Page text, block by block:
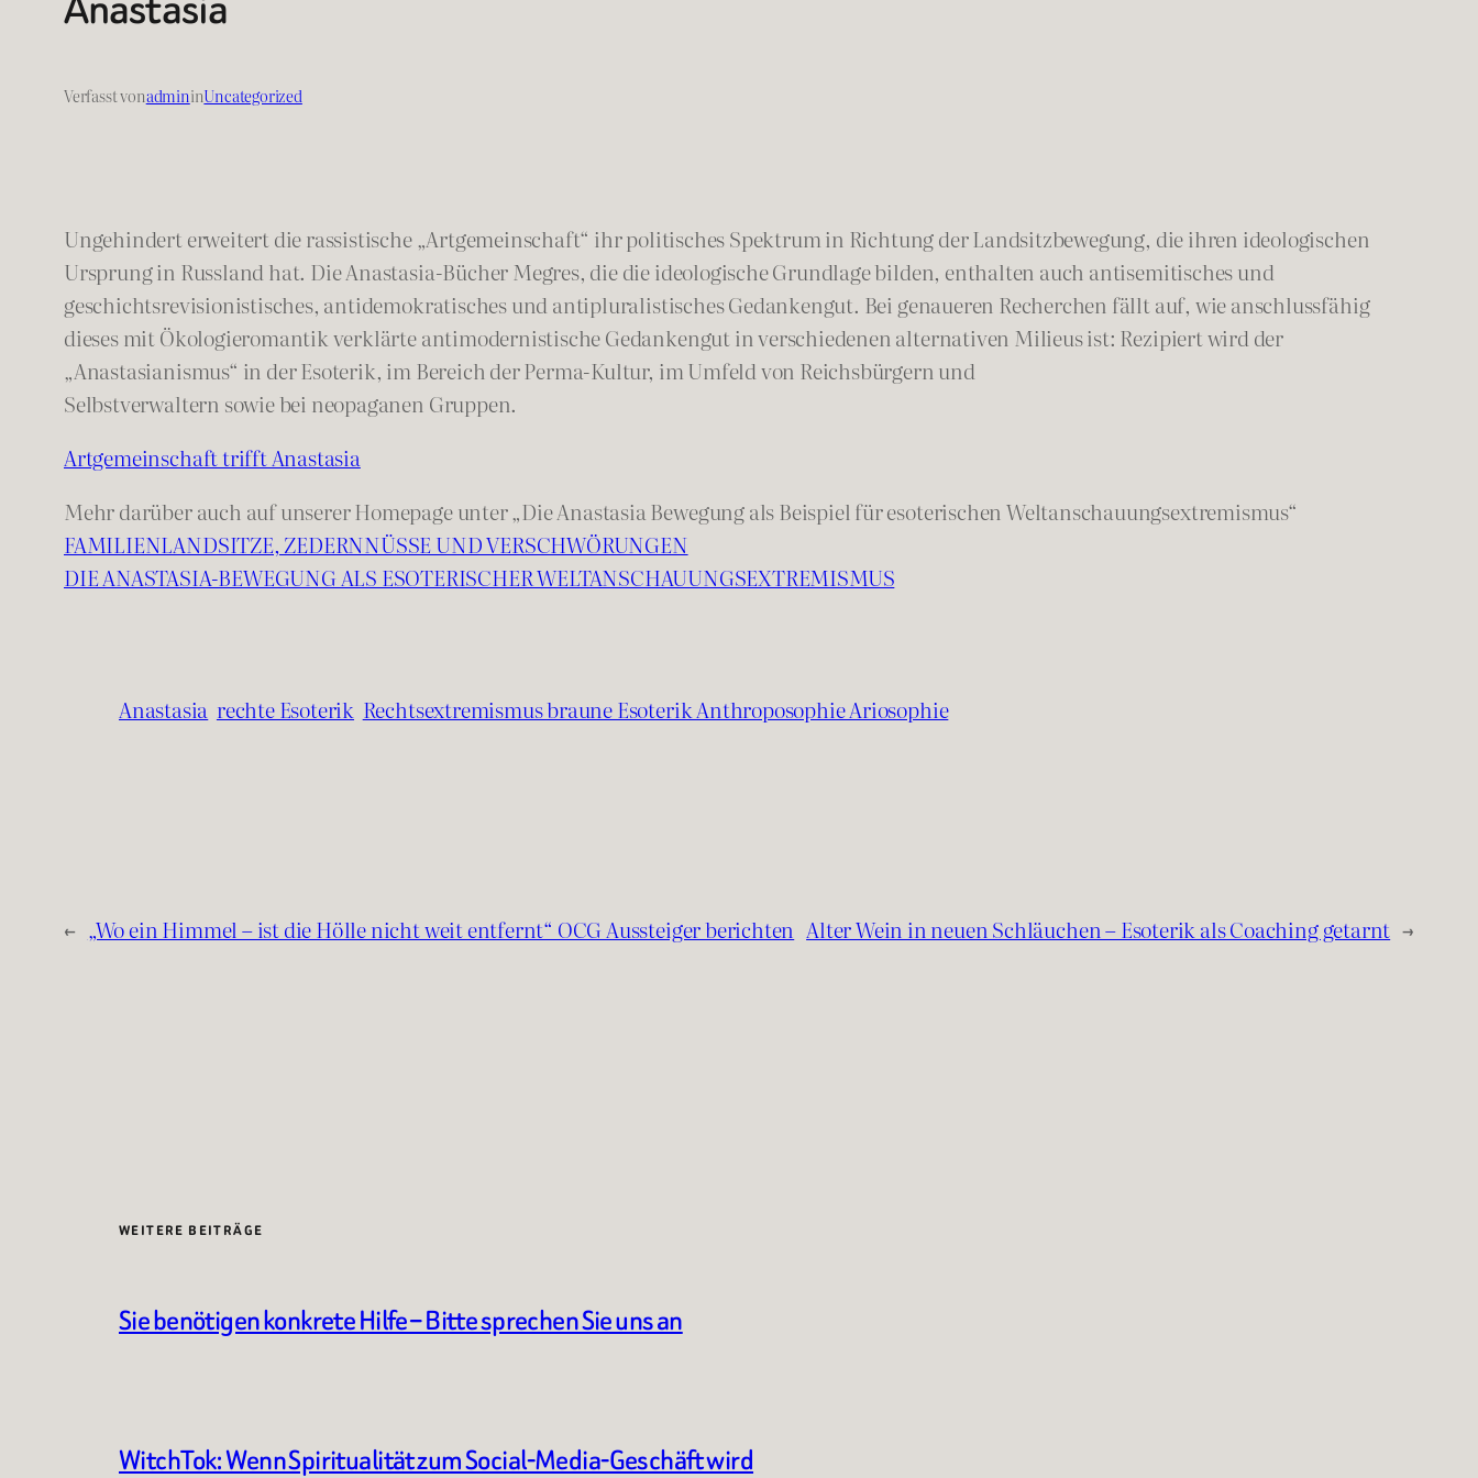
Verfasst vonadmininUncategorized
Ungehindert erweitert die rassistische „Artgemeinschaft“ ihr politisches Spektrum in Richtung der Landsitzbewegung, die ihren ideologischen
Ursprung in Russland hat. Die Anastasia-Bücher Megres, die die ideologische Grundlage bilden, enthalten auch antisemitisches und
geschichtsrevisionistisches, antidemokratisches und antipluralistisches Gedankengut. Bei genaueren Recherchen fällt auf, wie anschlussfähig
dieses mit Ökologieromantik verklärte antimodernistische Gedankengut in verschiedenen alternativen Milieus ist: Rezipiert wird der
„Anastasianismus“ in der Esoterik, im Bereich der Perma-Kultur, im Umfeld von Reichsbürgern und
Selbstverwaltern sowie bei neopaganen Gruppen.
Artgemeinschaft trifft Anastasia
Mehr darüber auch auf unserer Homepage unter „Die Anastasia Bewegung als Beispiel für esoterischen Weltanschauungsextremismus“
FAMILIENLANDSITZE, ZEDERNNÜSSE UND VERSCHWÖRUNGEN
DIE ANASTASIA-BEWEGUNG ALS ESOTERISCHER WELTANSCHAUUNGSEXTREMISMUS
Anastasia rechte Esoterik Rechtsextremismus braune Esoterik Anthroposophie Ariosophie
← „Wo ein Himmel – ist die Hölle nicht weit entfernt“ OCG Aussteiger berichten Alter Wein in neuen Schläuchen – Esoterik als Coaching getarnt →
WEITERE BEITRÄGE
Sie benötigen konkrete Hilfe – Bitte sprechen Sie uns an
WitchTok: Wenn Spiritualität zum Social-Media-Geschäft wird